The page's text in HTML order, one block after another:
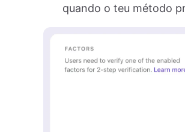
quando o teu método